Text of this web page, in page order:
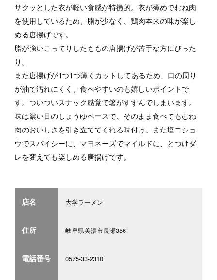
サクッとした衣が軽い食感が特徴的。衣が薄めでむね肉
を使用しているため、脂が少なく、鶏肉本来の味が楽し
める唐揚げです。
脂が強いこってりしたももの唐揚げが苦手な方にぴった
り。
また唐揚げが1つ1つ薄くカットしてあるため、口の周り
が油で汚れにくく、食べやすいのも嬉しいポイントで
す。ついついスナック感覚で箸がすすんでしまいます。
味は濃い目のしょうゆベースで、そのまま食べてもむね
肉のおいしさを引き立ててくれる味付け。また塩コショ
ウでスパイシーに、マヨネーズでマイルドに、とつけダ
レを変えても楽しめる唐揚げです。
店名 大学ラーメン
住所 岐阜県美濃市長瀬356
電話番号 0575-33-2310